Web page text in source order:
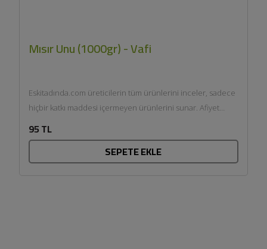
Mısır Unu (1000gr) - Vafi
Eskitadında.com üreticilerin tüm ürünlerini inceler, sadece
hiçbir katkı maddesi içermeyen ürünlerini sunar. Afiyet
95 TL
SEPETE EKLE